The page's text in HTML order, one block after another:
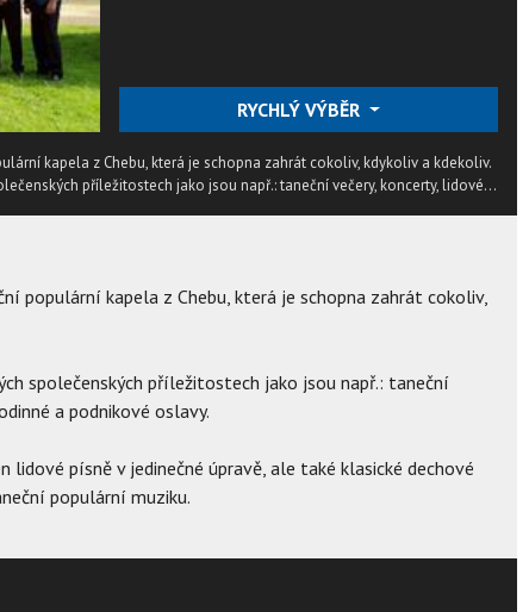
RYCHLÝ VÝBĚR
kapela z Chebu, která je schopna zahrát cokoliv, kdykoliv a kdekoliv.
příležitostech jako jsou např.: taneční večery, koncerty, lidové...
populární kapela z Chebu, která je schopna zahrát cokoliv,
společenských příležitostech jako jsou např.: taneční
a podnikové oslavy.
lidové písně v jedinečné úpravě, ale také klasické dechové
populární muziku.